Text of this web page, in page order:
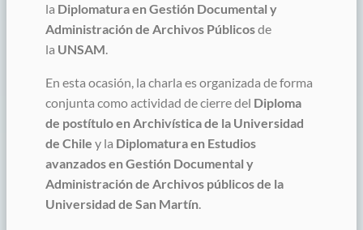
la Diplomatura en Gestión Documental y
Administración de Archivos Públicosde
la UNSAM.
En esta ocasión, la charla es organizada de forma
conjunta como actividad de cierre del Diploma
de postítulo en Archivística de la Universidad
de Chile y la Diplomatura en Estudios
avanzados en Gestión Documental y
Administración de Archivos públicos de la
Universidad de San Martín.